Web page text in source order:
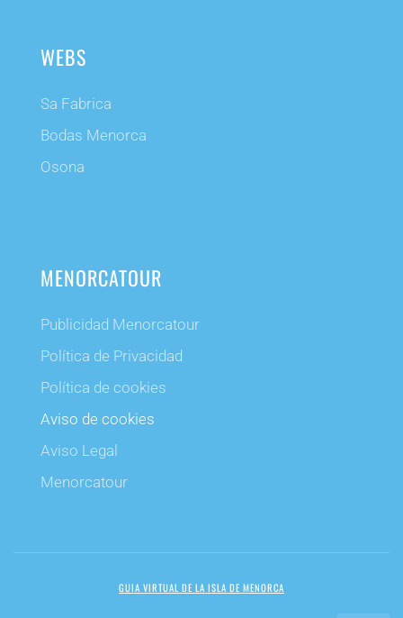
WEBS
Sa Fabrica
Bodas Menorca
Osona
MENORCATOUR
Publicidad Menorcatour
Política de Privacidad
Política de cookies
Aviso de cookies
Aviso Legal
Menorcatour
GUIA VIRTUAL DE LA ISLA DE MENORCA